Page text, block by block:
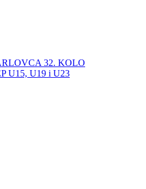
32. KOLO
U15, U19 i U23